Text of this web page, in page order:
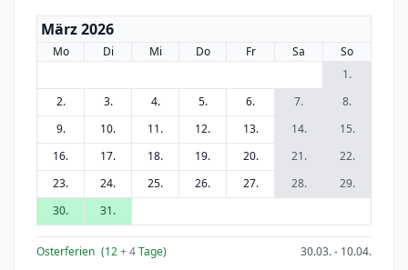
März 2026
Mo Di Mi Do Fr Sa
So
1.
2.
3. 4. 5. 6. 7.
8.
9.
10. 11. 12. 13. 14.
15.
16.
17. 18. 19. 20. 21.
22.
23.
24. 25. 26. 27. 28.
29.
30.
31.
Osterferien (12+ 4Tage) 30.03. - 10.04.